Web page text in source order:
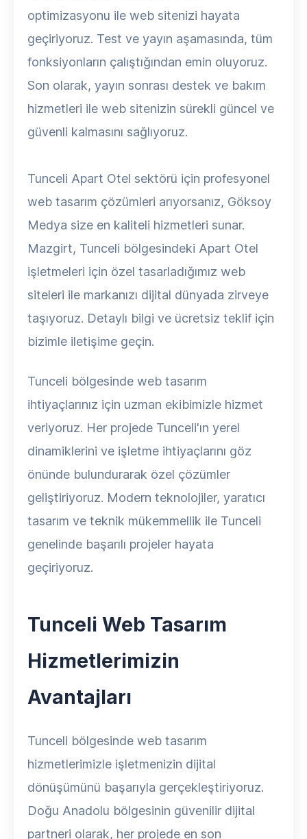
optimizasyonu ile web sitenizi hayata
geçiriyoruz. Test ve yayın aşamasında, tüm
fonksiyonların çalıştığından emin oluyoruz.
Son olarak, yayın sonrası destek ve bakım
hizmetleri ile web sitenizin sürekli güncel ve
güvenli kalmasını sağlıyoruz.
Tunceli Apart Otel sektörü için profesyonel
web tasarım çözümleri arıyorsanız, Göksoy
Medya size en kaliteli hizmetleri sunar.
Mazgirt, Tunceli bölgesindeki Apart Otel
işletmeleri için özel tasarladığımız web
siteleri ile markanızı dijital dünyada zirveye
taşıyoruz. Detaylı bilgi ve ücretsiz teklif için
bizimle iletişime geçin.
Tunceli bölgesinde web tasarım
ihtiyaçlarınız için uzman ekibimizle hizmet
veriyoruz. Her projede Tunceli'ın yerel
dinamiklerini ve işletme ihtiyaçlarını göz
önünde bulundurarak özel çözümler
geliştiriyoruz. Modern teknolojiler, yaratıcı
tasarım ve teknik mükemmellik ile Tunceli
genelinde başarılı projeler hayata
geçiriyoruz.
Tunceli Web Tasarım
Hizmetlerimizin
Avantajları
Tunceli bölgesinde web tasarım
hizmetlerimizle işletmenizin dijital
dönüşümünü başarıyla gerçekleştiriyoruz.
Doğu Anadolu bölgesinin güvenilir dijital
partneri olarak, her projede en son